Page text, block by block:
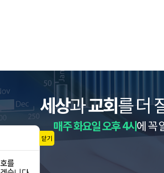
를
닫기
세상과교회를 더
매주 화요일 오후 4시에 꼭